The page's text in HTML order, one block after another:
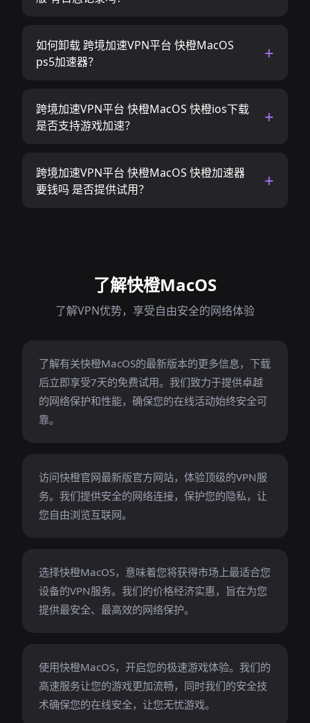
如何卸载 跨境加速VPN平台 快橙MacOS
ps5加速器？
跨境加速VPN平台 快橙MacOS 快橙ios下载
是否支持游戏加速？
跨境加速VPN平台 快橙MacOS 快橙加速器
要钱吗 是否提供试用？
了解快橙MacOS
了解VPN优势，享受自由安全的网络体验
了解有关快橙MacOS的最新版本的更多信息，下载
后立即享受7天的免费试用。我们致力于提供卓越
的网络保护和性能，确保您的在线活动始终安全可
靠。
访问快橙官网最新版官方网站，体验顶级的VPN服
务。我们提供安全的网络连接，保护您的隐私，让
您自由浏览互联网。
选择快橙MacOS，意味着您将获得市场上最适合您
设备的VPN服务。我们的价格经济实惠，旨在为您
提供最安全、最高效的网络保护。
使用快橙MacOS，开启您的极速游戏体验。我们的
高速服务让您的游戏更加流畅，同时我们的安全技
术确保您的在线安全，让您无忧游戏。